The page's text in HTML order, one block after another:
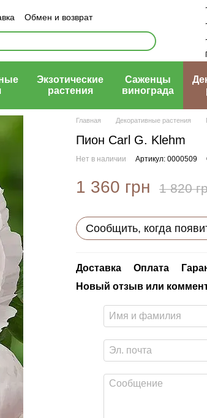
Обмен и возврат
Экзотические
растения
Саженцы
винограда
Главная Декоративные растения
Пион Carl G. Klehm
Нет в наличии Артикул: 0000509
1 360 грн 1 820
Сообщить, когда
Доставка Оплата
Новый отзыв или